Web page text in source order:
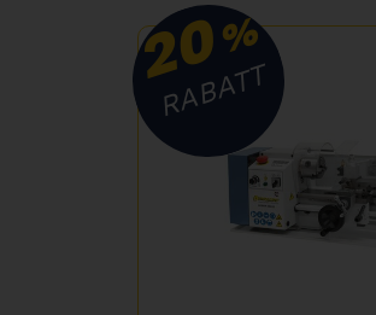
20%
RABATT